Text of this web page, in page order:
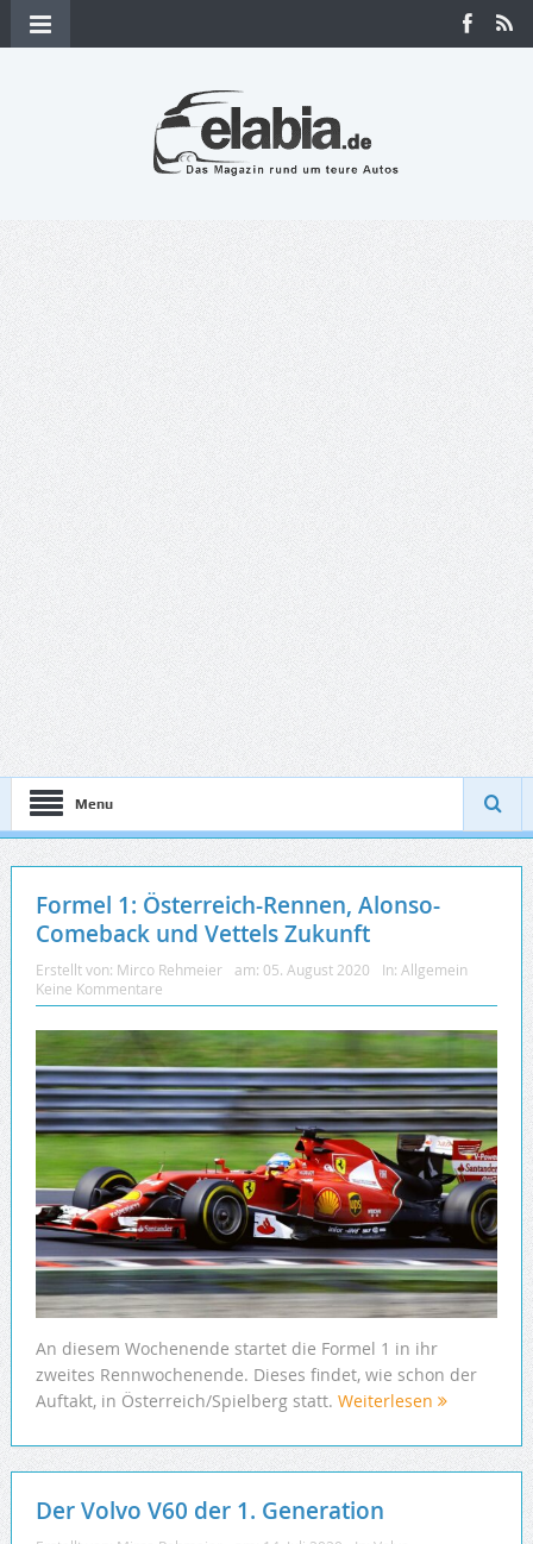
Menu
Formel 1: Österreich-Rennen, Alonso-
Comeback und Vettels Zukunft
Erstellt von: Mirco Rehmeier am: 05. August 2020 In: Allgemein
Keine Kommentare
An diesem Wochenende startet die Formel 1 in ihr
zweites Rennwochenende. Dieses findet, wie schon der
Auftakt, in Österreich/Spielberg statt. Weiterlesen
Der Volvo V60 der 1. Generation